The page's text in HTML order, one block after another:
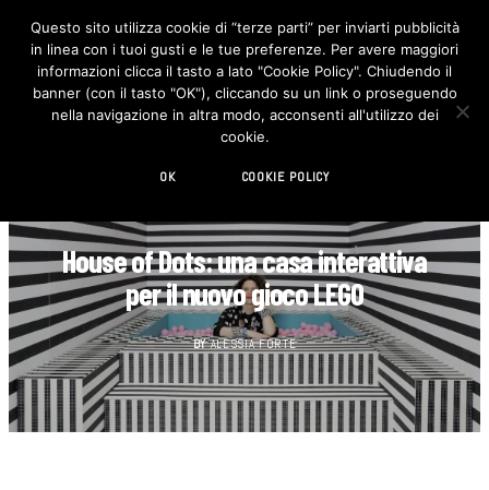
F
c
e
b
o
I
n
s
t
House of Dots: una casa interattiva
per il nuovo gioco LEGO
BY ALESSIA FORTE
Questo sito utilizza cookie di “terze parti” per inviarti pubblicità
in linea con i tuoi gusti e le tue preferenze. Per avere maggiori
informazioni clicca il tasto a lato "Cookie Policy". Chiudendo il
banner (con il tasto "OK"), cliccando su un link o proseguendo
nella navigazione in altra modo, acconsenti all'utilizzo dei
cookie.
OK COOKIE POLICY